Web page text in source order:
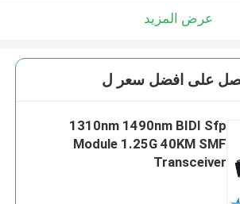
عرض المزيد
على افضل سعر ل
1310nm 1490nm BIDI Sfp
Module 1.25G 40KM SMF
Transceiver